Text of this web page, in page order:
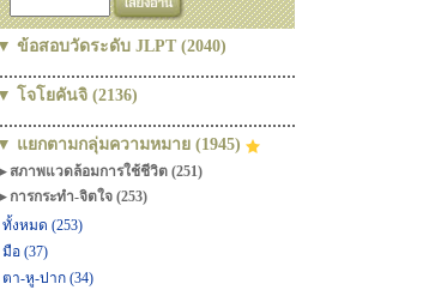
▼ ข้อสอบวัดระดับ JLPT (2040)
▼ โจโยคันจิ (2136)
▼ แยกตามกลุ่มความหมาย (1945)
สภาพแวดล้อมการใช้ชีวิต (251)
การกระทำ-จิตใจ (253)
ทั้งหมด (253)
มือ (37)
ตา-หู-ปาก (34)